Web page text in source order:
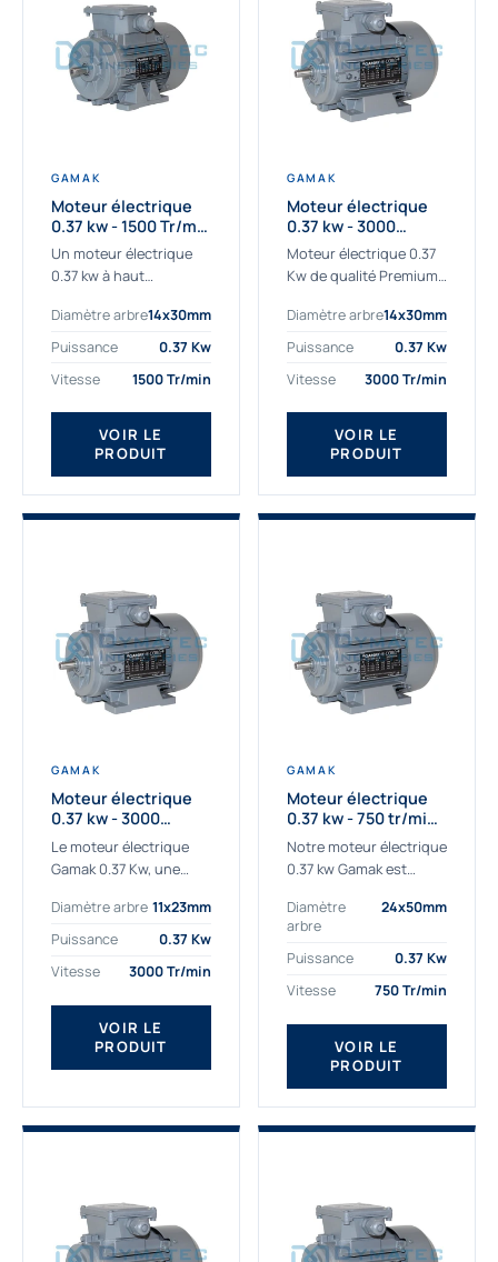
GAMAK
Moteur électrique
0.37 kw - 1500 Tr/min
- 230/400V - IE2
Un moteur électrique
0.37 kw à haut
applications les plus
exigeantes.
kw de référence
AGM2EL 71 M 4b...
Diamètre arbre14x30mm
Puissance
0.37 Kw
Vitesse
1500 Tr/min
VOIR LE
PRODUIT
GAMAK
Moteur électrique
0.37 kw - 3000
Tr/min - 230/400V -
IE2
Moteur électrique 0.37
Kw de qualité Premium,
application. Notre
gamme de moteurs
exclusivement
fabriquée...
Diamètre arbre14x30mm
Puissance
0.37 Kw
Vitesse
3000 Tr/min
VOIR LE
PRODUIT
GAMAK
Moteur électrique
0.37 kw - 3000
Tr/min - 230/400v -
Taille 63 - IE2
Le moteur électrique
Gamak 0.37 Kw, une
adaptée à tous types
de machines. Le
triphasé 0.37Kw Gamak
à...
Diamètre arbre 11x23mm
Puissance
0.37 Kw
Vitesse
3000 Tr/min
VOIR LE
PRODUIT
GAMAK
Moteur électrique
0.37 kw - 750 tr/min -
230/400V - IE2
Notre moteur électrique
0.37 kw Gamak est
aux applications
sévères. Nous
déterminons,
fournissons
des moteurs
asynchrones depuis de
nombreuses années....
Diamètre
arbre
24x50mm
Puissance
0.37 Kw
Vitesse
750 Tr/min
VOIR LE
PRODUIT